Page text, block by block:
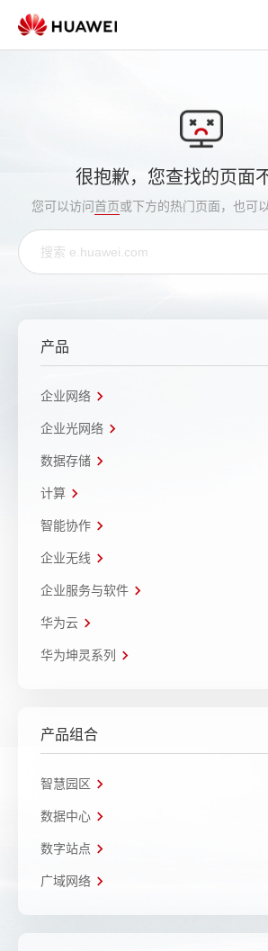
很抱歉，您查找的页面
您可以访问首页或下方的热门页面，也可
产品
企业网络
企业光网络
数据存储
计算
智能协作
企业无线
企业服务与软件
华为云
华为坤灵系列
产品组合
智慧园区
数据中心
数字站点
广域网络